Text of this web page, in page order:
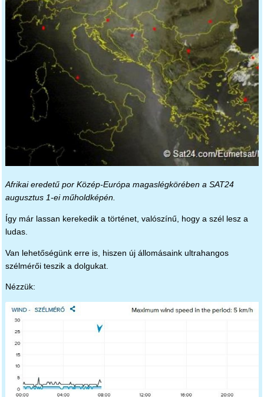
Afrikai eredetű por Közép-Európa magaslégkörében a SAT24
augusztus 1-ei műholdképén.
Így már lassan kerekedik a történet, valószínű, hogy a szél lesz a
ludas.
Van lehetőségünk erre is, hiszen új állomásaink ultrahangos
szélmérői teszik a dolgukat.
Nézzük: